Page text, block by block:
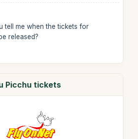
tell me when the tickets for
released?
Picchu tickets